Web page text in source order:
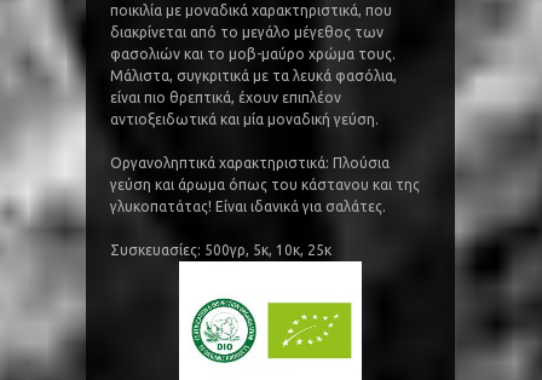
ποικιλία με μοναδικά χαρακτηριστικά, που
διακρίνεται από το μεγάλο μέγεθος των
φασολιών και το μοβ-μαύρο χρώμα τους.
Μάλιστα, συγκριτικά με τα λευκά φασόλια,
είναι πιο θρεπτικά, έχουν επιπλέον
αντιοξειδωτικά και μία μοναδική γεύση.
Οργανοληπτικά χαρακτηριστικά: Πλούσια
γεύση και άρωμα όπως του κάστανου και της
γλυκοπατάτας! Είναι ιδανικά για σαλάτες.
Συσκευασίες: 500γρ, 5κ, 10κ, 25κ